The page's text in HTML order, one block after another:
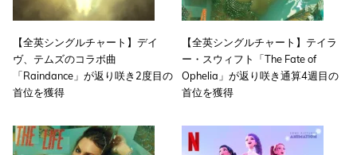
【全英シングルチャート】デイ
ヴ、テムズのコラボ曲
「Raindance」が返り咲き2度目の
首位を獲得
【全英シングルチャート】テイラ
ー・スウィフト「The Fate of
Ophelia」が返り咲き通算4週目の
首位を獲得